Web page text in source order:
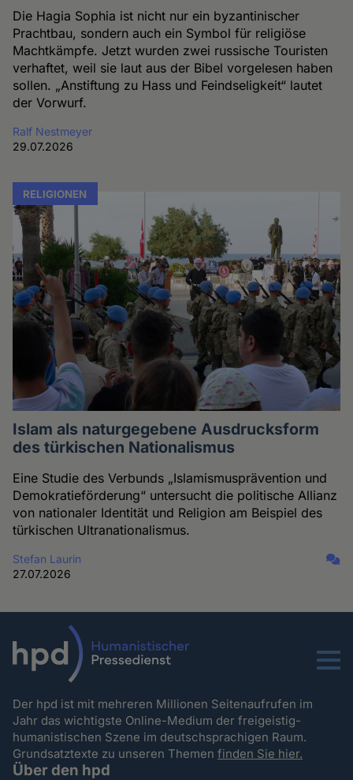
Die Hagia Sophia ist nicht nur ein byzantinischer
Prachtbau, sondern auch ein Symbol für religiöse
Machtkämpfe. Jetzt wurden zwei russische Touristen
verhaftet, weil sie laut aus der Bibel vorgelesen haben
sollen. „Anstiftung zu Hass und Feindseligkeit“ lautet
der Vorwurf.
Ralf Nestmeyer
29.07.2026
RELIGIONEN
Islam als naturgegebene Ausdrucksform
des türkischen Nationalismus
Eine Studie des Verbunds „Islamismusprävention und
Demokratieförderung“ untersucht die politische Allianz
von nationaler Identität und Religion am Beispiel des
türkischen Ultranationalismus.
Stefan Laurin
27.07.2026
Menu
Der hpd ist mit mehreren Millionen Seitenaufrufen im
Jahr das wichtigste Online-Medium der freigeistig-
humanistischen Szene im deutschsprachigen Raum.
Grundsatztexte zu unseren Themenfinden Sie hier.
Über den hpd